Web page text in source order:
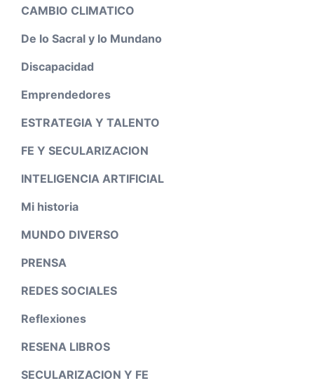
CAMBIO CLIMATICO
De lo Sacral y lo Mundano
Discapacidad
Emprendedores
ESTRATEGIA Y TALENTO
FE Y SECULARIZACION
INTELIGENCIA ARTIFICIAL
Mi historia
MUNDO DIVERSO
PRENSA
REDES SOCIALES
Reflexiones
RESENA LIBROS
SECULARIZACION Y FE